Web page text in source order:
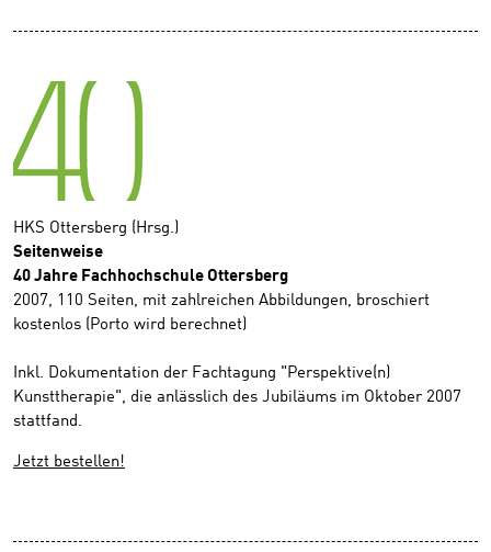
HKS Ottersberg (Hrsg.)
Seitenweise
40 Jahre Fachhochschule Ottersberg
2007, 110 Seiten, mit zahlreichen Abbildungen, broschiert
kostenlos (Porto wird berechnet)
Inkl. Dokumentation der Fachtagung "Perspektive(n)
Kunsttherapie", die anlässlich des Jubiläums im Oktober 2007
stattfand.
Jetzt bestellen!